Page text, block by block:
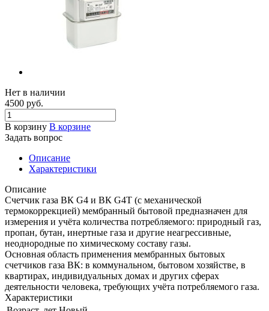
Нет в наличии
4500 руб.
В корзину В корзине
Задать вопрос
Описание
Характеристики
Описание
Счетчик газа ВК G4 и ВК G4T (с механической
термокоррекцией) мембранный бытовой предназначен для
измерения и учёта количества потребляемого: природный газ,
пропан, бутан, инертные газа и другие неагрессивные,
неоднородные по химическому составу газы.
Основная область применения мембранных бытовых
счетчиков газа ВК: в коммунальном, бытовом хозяйстве, в
квартирах, индивидуальных домах и других сферах
деятельности человека, требующих учёта потребляемого газа.
Характеристики